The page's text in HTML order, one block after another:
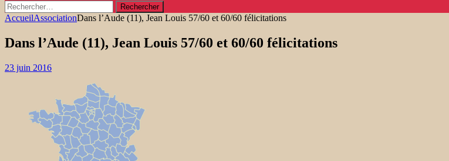
Rechercher :
AccueilAssociationDans l’Aude (11), Jean Louis 57/60 et 60/60 félicitations
Dans l’Aude (11), Jean Louis 57/60 et 60/60 félicitations
23 juin 2016